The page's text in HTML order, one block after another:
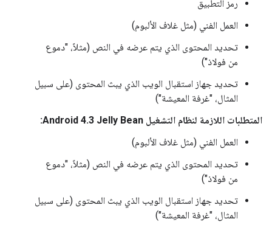
رمز التطبيق
العمل الفني (مثل غلاف الألبوم)
تحديد المحتوى الذي يتم عرضه في النص (مثلاً، "دموع
من فولاذ")
تحديد جهاز استقبال الويب الذي يبث المحتوى (على سبيل
المثال، "غرفة المعيشة")
المتطلبات اللازمة لنظام التشغيل Android 4.3 Jelly Bean:
العمل الفني (مثل غلاف الألبوم)
تحديد المحتوى الذي يتم عرضه في النص (مثلاً، "دموع
من فولاذ")
تحديد جهاز استقبال الويب الذي يبث المحتوى (على سبيل
المثال، "غرفة المعيشة")